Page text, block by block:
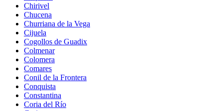
Chirivel
Chucena
Churriana de la Vega
Cijuela
Cogollos de Guadix
Colmenar
Colomera
Comares
Conil de la Frontera
Conquista
Constantina
Coria del Río